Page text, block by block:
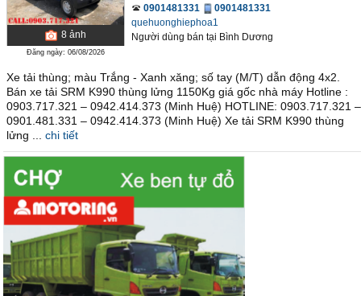
8 ảnh
Đăng ngày: 06/08/2026
0901481331
0901481331
quehuonghiephoa1
Người dùng bán tại Bình Dương
Xe tải thùng; màu Trắng - Xanh xăng; số tay (M/T) dẫn động 4x2.
Bán xe tải SRM K990 thùng lửng 1150Kg giá gốc nhà máy Hotline :
0903.717.321 – 0942.414.373 (Minh Huệ) HOTLINE: 0903.717.321 –
0901.481.331 – 0942.414.373 (Minh Huệ) Xe tải SRM K990 thùng
lửng ...
chi tiết